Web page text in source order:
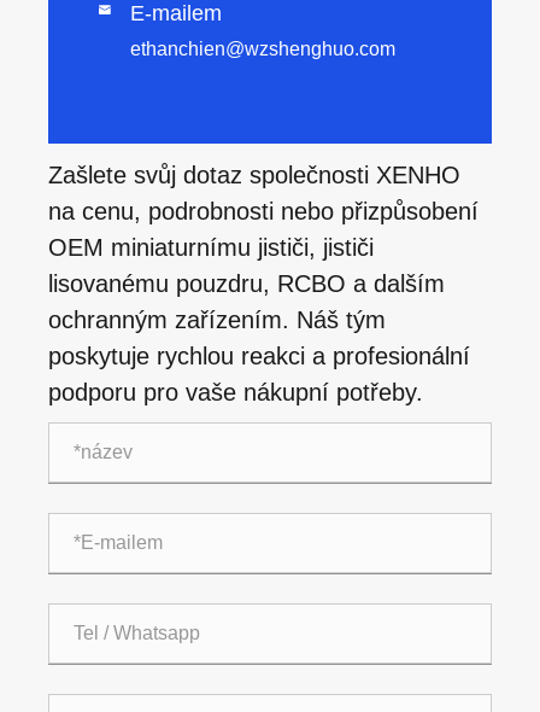
 E-mailem
ethanchien@wzshenghuo.com
Zašlete svůj dotaz společnosti XENHO
na cenu, podrobnosti nebo přizpůsobení
OEM miniaturnímu jističi, jističi
lisovanému pouzdru, RCBO a dalším
ochranným zařízením. Náš tým
poskytuje rychlou reakci a profesionální
podporu pro vaše nákupní potřeby.